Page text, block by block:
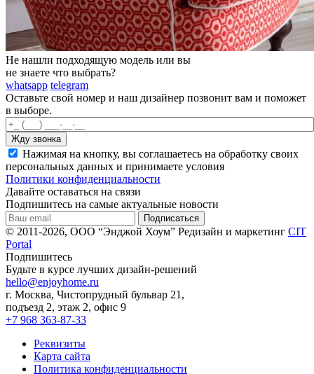
Не нашли подходящую модель или вы
не знаете что выбрать?
whatsapp telegram
Оставьте свой номер и наш дизайнер позвонит вам и поможет
в выборе.
Нажимая на кнопку, вы соглашаетесь на обработку своих
персональных данных и принимаете условия
Политики конфиденциальности
Давайте оставаться на связи
Подпишитесь на самые актуальные новости
© 2011-2026, ООО “Энджой Хоум” Редизайн и маркетинг CIT
Portal
Подпишитесь
Будьте в курсе лучших дизайн-решений
hello@enjoyhome.ru
г. Москва, Чистопрудный бульвар 21,
подъезд 2, этаж 2, офис 9
+7 968 363-87-33
Реквизиты
Карта сайта
Политика конфиденциальности